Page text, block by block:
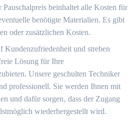
Pauschalpreis beinhaltet alle Kosten für
benötigte Materialien.​ Es gibt
oder zusätzlichen Kosten.​
Kundenzufriedenheit und streben
Lösung für Ihre
Unsere geschulten Techniker
professionell. Sie werden Ihnen mit
und dafür sorgen‚ dass der Zugang
wiederhergestellt wird.